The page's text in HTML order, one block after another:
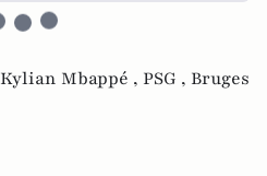
Kylian Mbappé , PSG , Bruges